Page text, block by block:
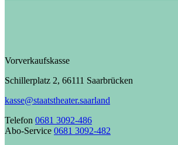
Vorverkaufskasse
Schillerplatz 2, 66111 Saarbrücken
kasse@staatstheater.saarland
Telefon 0681 3092-486
Abo-Service 0681 3092-482